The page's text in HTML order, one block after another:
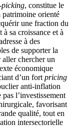
picking, constitue le
patrimoine orienté
une fraction du
sa croissance et à
à des
de supporter la
chercher un
économique
d’un fort pricing
anti-inflation
l’investissement
favorisant
qualité, tout en
intersectorielle